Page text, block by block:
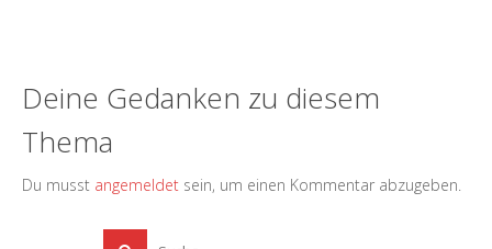
Deine Gedanken zu diesem
Thema
Du musst angemeldet sein, um einen Kommentar abzugeben.